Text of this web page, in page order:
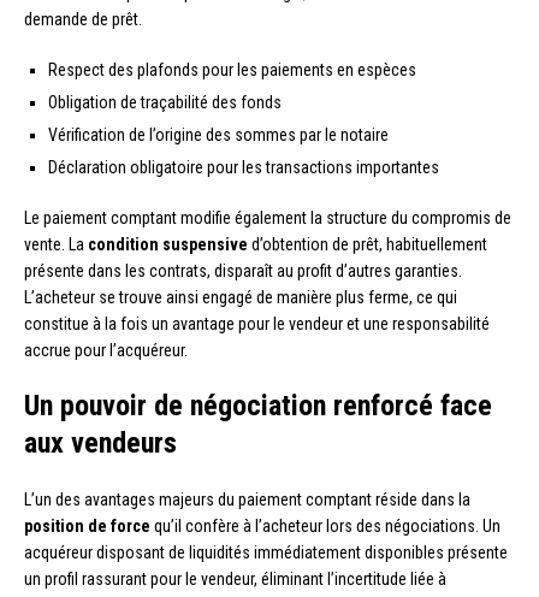
demande de prêt.
Respect des plafonds pour les paiements en espèces
Obligation de traçabilité des fonds
Vérification de l’origine des sommes par le notaire
Déclaration obligatoire pour les transactions importantes
Le paiement comptant modifie également la structure du compromis de
vente. La condition suspensive d’obtention de prêt, habituellement
présente dans les contrats, disparaît au profit d’autres garanties.
L’acheteur se trouve ainsi engagé de manière plus ferme, ce qui
constitue à la fois un avantage pour le vendeur et une responsabilité
accrue pour l’acquéreur.
Un pouvoir de négociation renforcé face
aux vendeurs
L’un des avantages majeurs du paiement comptant réside dans la
position de force qu’il confère à l’acheteur lors des négociations. Un
acquéreur disposant de liquidités immédiatement disponibles présente
un profil rassurant pour le vendeur, éliminant l’incertitude liée à